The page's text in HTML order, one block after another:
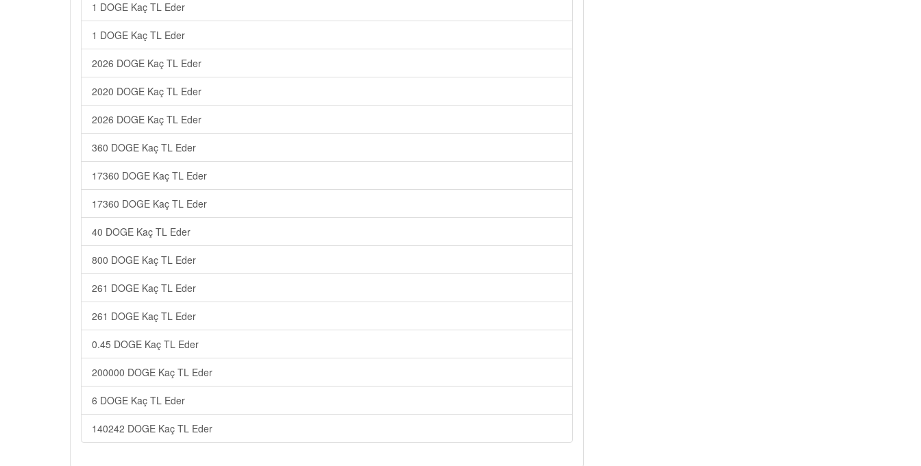
1 DOGE Kaç TL Eder
1 DOGE Kaç TL Eder
2026 DOGE Kaç TL Eder
2020 DOGE Kaç TL Eder
2026 DOGE Kaç TL Eder
360 DOGE Kaç TL Eder
17360 DOGE Kaç TL Eder
17360 DOGE Kaç TL Eder
40 DOGE Kaç TL Eder
800 DOGE Kaç TL Eder
261 DOGE Kaç TL Eder
261 DOGE Kaç TL Eder
0.45 DOGE Kaç TL Eder
200000 DOGE Kaç TL Eder
6 DOGE Kaç TL Eder
140242 DOGE Kaç TL Eder